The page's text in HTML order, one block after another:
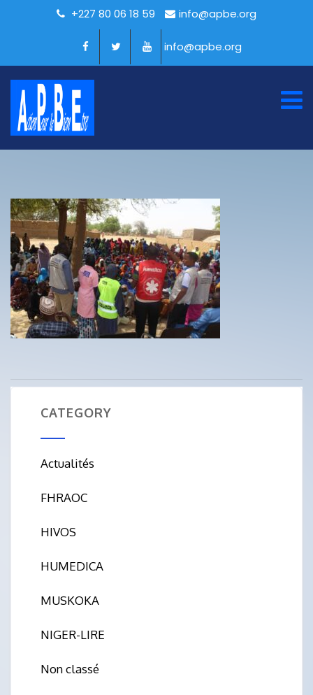
+227 80 06 18 59 info@apbe.org
info@apbe.org
CATEGORY
Actualités
FHRAOC
HIVOS
HUMEDICA
MUSKOKA
NIGER-LIRE
Non classé